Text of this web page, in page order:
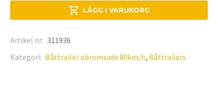
 LÄGG I VARUKORG
Artikel nr: 311936
Kategori: Båttrailer obromsade 80km/h, Båttrailers